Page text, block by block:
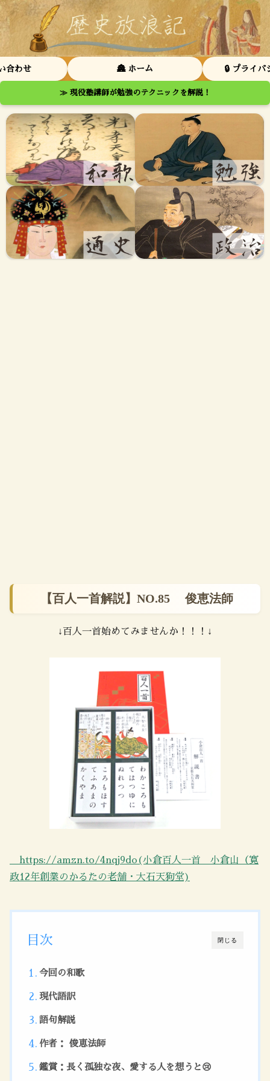
合わせ 🏯 ホーム 🔒 プライバ
≫ 現役塾講師が勉強のテクニックを解説！
【百人一首解説】NO.85 俊恵法師
↓百人一首始めてみませんか！！！↓
https://amzn.to/4nqj9do(小倉百人一首 小倉山（寛
政12年創業のかるたの老舗・大石天狗堂)
閉じる
目次
今回の和歌
現代語訳
語句解説
作者： 俊恵法師
鑑賞：長く孤独な夜、愛する人を想うと😢